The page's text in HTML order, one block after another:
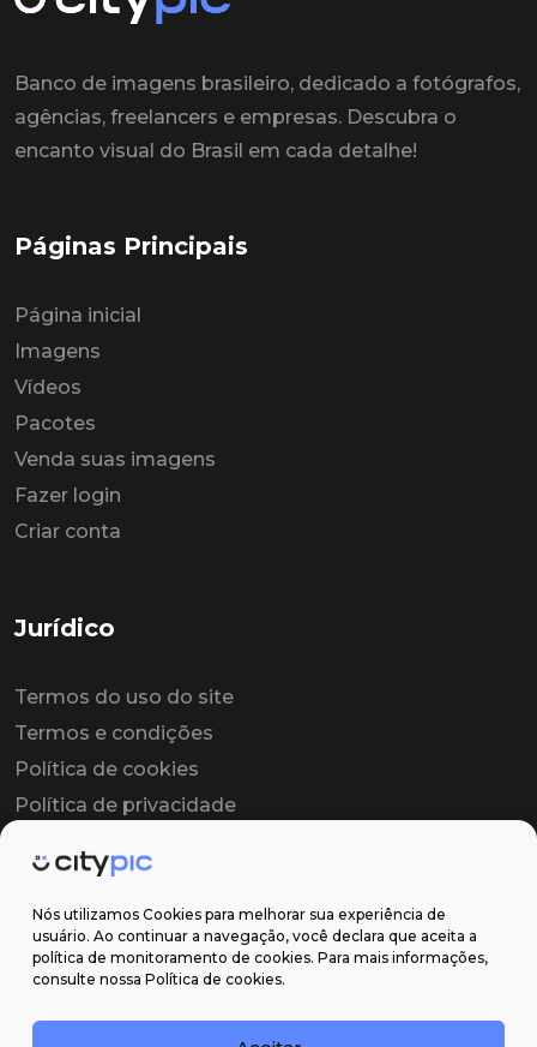
Nós utilizamos Cookies para melhorar sua experiência de
usuário. Ao continuar a navegação, você declara que aceita a
política de monitoramento de cookies. Para mais informações,
consulte nossa Política de cookies.
Banco de imagens brasileiro, dedicado a fotógrafos,
agências, freelancers e empresas. Descubra o
encanto visual do Brasil em cada detalhe!
Páginas Principais
Página inicial
Imagens
Vídeos
Pacotes
Venda suas imagens
Fazer login
Criar conta
Jurídico
Termos do uso do site
Termos e condições
Política de cookies
Política de privacidade
Contrato de licença
Suporte